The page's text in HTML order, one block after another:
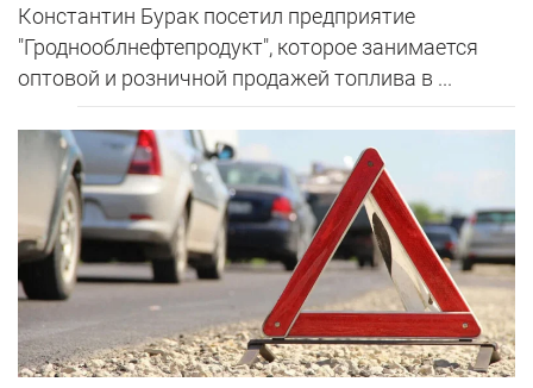
Константин Бурак посетил предприятие
"Гроднооблнефтепродукт", которое занимается
оптовой и розничной продажей топлива в ...